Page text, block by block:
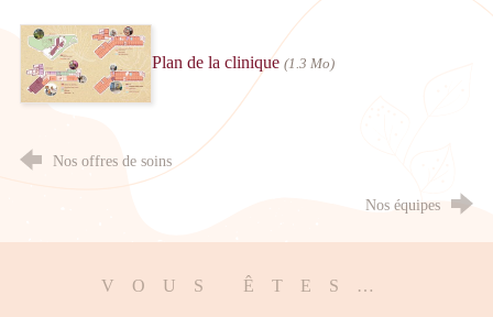
Plan de la clinique (1.3 Mo)
Nos offres de soins
Nos équipes
VOUS ÊTES…